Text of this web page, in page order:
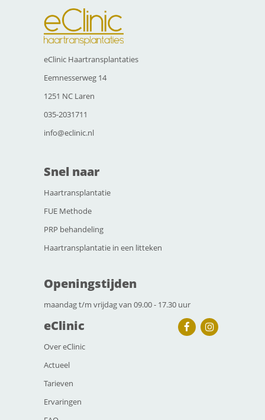
eClinic Haartransplantaties
Eemnesserweg 14
1251 NC Laren
035-2031711
info@eclinic.nl
Snel naar
Haartransplantatie
FUE Methode
PRP behandeling
Haartransplantatie in een litteken
Openingstijden
maandag t/m vrijdag van 09.00 - 17.30 uur
eClinic
Over eClinic
Actueel
Tarieven
Ervaringen